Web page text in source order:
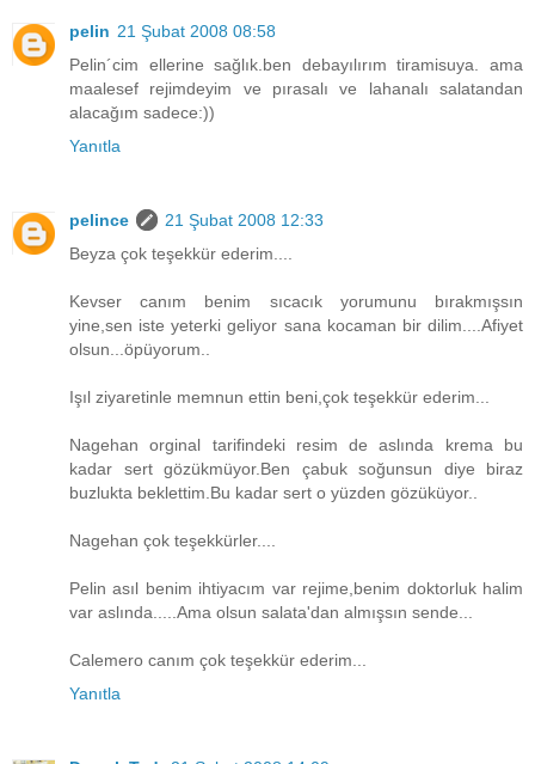
pelin 21 Şubat 2008 08:58
Pelin´cim ellerine sağlık.ben debayılırım tiramisuya. ama
maalesef rejimdeyim ve pırasalı ve lahanalı salatandan
alacağım sadece:))
Yanıtla
pelince
21 Şubat 2008 12:33
Beyza çok teşekkür ederim....
Kevser canım benim sıcacık yorumunu bırakmışsın
yine,sen iste yeterki geliyor sana kocaman bir dilim....Afiyet
olsun...öpüyorum..
Işıl ziyaretinle memnun ettin beni,çok teşekkür ederim...
Nagehan orginal tarifindeki resim de aslında krema bu
kadar sert gözükmüyor.Ben çabuk soğunsun diye biraz
buzlukta beklettim.Bu kadar sert o yüzden gözüküyor..
Nagehan çok teşekkürler....
Pelin asıl benim ihtiyacım var rejime,benim doktorluk halim
var aslında.....Ama olsun salata'dan almışsın sende...
Calemero canım çok teşekkür ederim...
Yanıtla